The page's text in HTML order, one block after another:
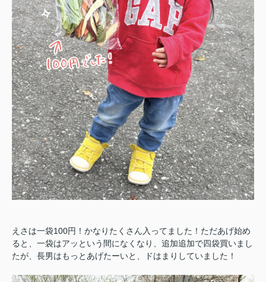
えさは一袋100円！かなりたくさん入ってました！ただあげ始め
ると、一袋はアッという間になくなり、追加追加で四袋買いまし
たが、長男はもっとあげたーいと、ドはまりしていました！